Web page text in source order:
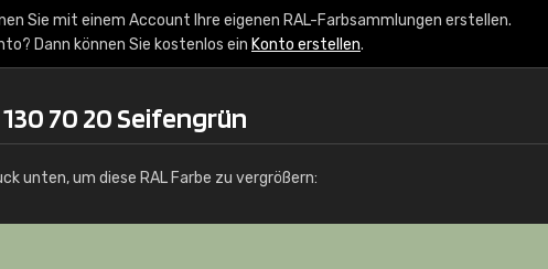
Sie mit einem Account Ihre eigenen RAL-Farbsammlungen erstellen.
Dann können Sie kostenlos ein Konto erstellen.
70 20 Seifengrün
unten, um diese RAL Farbe zu vergrößern:
RAL K7 auf Wasserbasis